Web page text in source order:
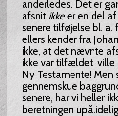
anderledes. Det er
afsnit ikkeer en del af
senere tilføjelse bl. a.
ellers kender fra
ikke, at det nævnte
ikke var tilfældet,
Ny Testamente!
gennemskue
senere, har vi heller
beretningen